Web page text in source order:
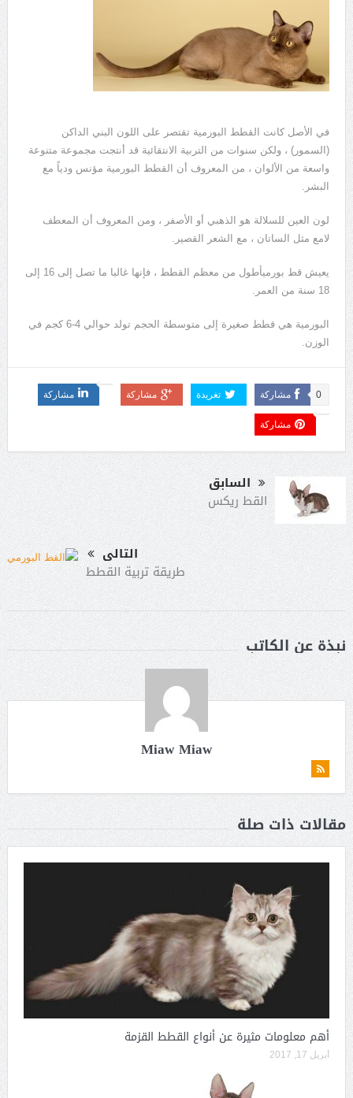
في الأصل كانت القطط البورمية تقتصر على اللون البني الداكن
(السمور) ، ولكن سنوات من التربية الانتقائية قد أنتجت مجموعة متنوعة
واسعة من الألوان ، من المعروف أن القطط البورمية مؤنس ودياً مع
البشر.
لون العين للسلالة هو الذهبي أو الأصفر ، ومن المعروف أن المعطف
لامع مثل الساتان ، مع الشعر القصير.
يعيش قط بورميأطول من معظم القطط ، فإنها غالبا ما تصل إلى 16 إلى
18 سنة من العمر.
البورمية هي قطط صغيرة إلى متوسطة الحجم تولد حوالي 4-6 كجم في
الوزن.
مشاركة 0 تغريدة مشاركة مشاركة
مشاركة
السابق
القط ريكس
التالى
طريقة تربية القطط
نبذة عن الكاتب
Miaw Miaw
مقالات ذات صلة
أهم معلومات مثيرة عن أنواع القطط القزمة
أبريل 17, 2017